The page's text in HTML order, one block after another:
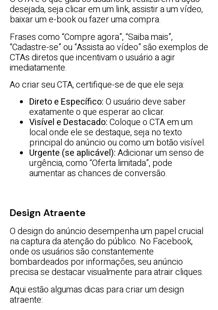
desejada, seja clicar em um link, assistir a um vídeo,
baixar um e-book ou fazer uma compra.
Frases como “Compre agora”, “Saiba mais”,
“Cadastre-se” ou “Assista ao vídeo” são exemplos de
CTAs diretos que incentivam o usuário a agir
imediatamente.
Ao criar seu CTA, certifique-se de que ele seja:
Direto e Específico:O usuário deve saber
exatamente o que esperar ao clicar.
Visível e Destacado:Coloque o CTA em um
local onde ele se destaque, seja no texto
principal do anúncio ou como um botão visível.
Urgente (se aplicável):Adicionar um senso de
urgência, como “Oferta limitada”, pode
aumentar as chances de conversão.
Design Atraente
O design do anúncio desempenha um papel crucial
na captura da atenção do público. No Facebook,
onde os usuários são constantemente
bombardeados por informações, seu anúncio
precisa se destacar visualmente para atrair cliques.
Aqui estão algumas dicas para criar um design
atraente: